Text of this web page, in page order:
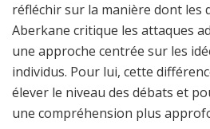
réfléchir sur la manière dont les
Aberkane critique les attaques
une approche centrée sur les
individus. Pour lui, cette
élever le niveau des débats et
une compréhension plus